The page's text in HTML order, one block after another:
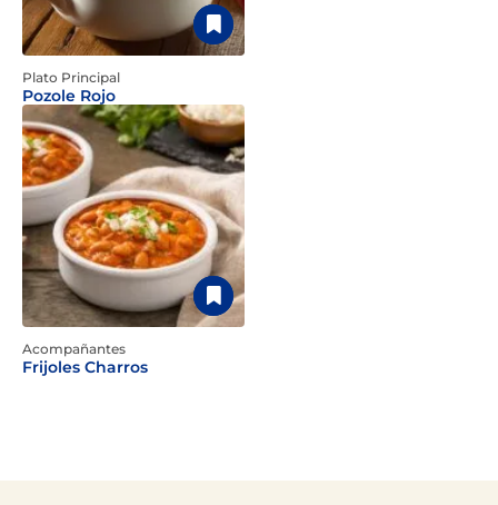
Plato Principal
Pozole Rojo
Acompañantes
Frijoles Charros